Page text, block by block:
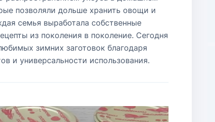
позволяли дольше хранить овощи и
семья выработала собственные
из поколения в поколение. Сегодня
зимних заготовок благодаря
и универсальности использования.